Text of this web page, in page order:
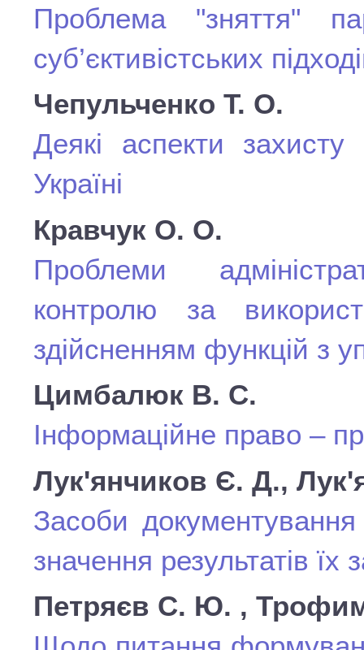
Проблема "зняття"
суб’єктивістських
Чепульченко Т. О.
Деякі аспекти
Україні
Кравчук О. О.
Проблеми
контролю за
здійсненням функцій з
Цимбалюк В. С.
Інформаційне право –
Лук'янчиков Є. Д.,
Засоби
значення результатів їх
Петряєв С. Ю. ,